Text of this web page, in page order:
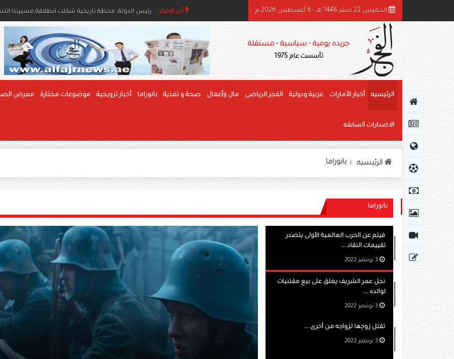
أخر الاخبار :
رئيس الدولة ونائباه يهنئون رئيس بوليفيا وحاكم عام بن راشد: الشيخ زايد قائد عظيم وحّد الصف وأرسى دعائم النهضة وغرس قيم العطاء والإنسانية
الخميس 22 صفر 1448 هـ - 6 أغسطس 2026 م
جريده يومية - سياسية - مستقلة
تأسست عام 1975
الرئيسيه أخبار الأمارات عربية ودولية الفجر الرياضى مال وأعمال صحة و تغذية بانوراما أخبار ترويجية موضوعات مختارة معرض
الاصدارات السابقه
الرئيسيه بانوراما
بانوراما
فيلم عن الحرب العالمية الأولى يتصدر
تقييمات النقاد ...
نجل عمر الشريف يعلق على بيع مقتنيات
لوالده ...
تقتل زوجها لزواجه من أخرى ...
يتسللون إلى بنك عبر نفق